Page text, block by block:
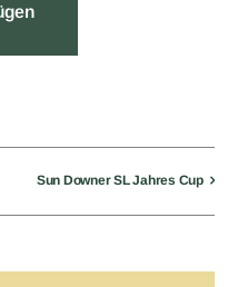
Sun Downer SL Jahres Cup